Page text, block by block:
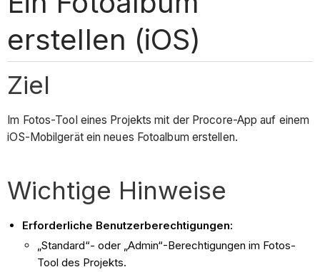
erstellen (iOS)
Ziel
Im Fotos-Tool eines Projekts mit der Procore-App auf einem
iOS-Mobilgerät ein neues Fotoalbum erstellen.
Wichtige Hinweise
Erforderliche Benutzerberechtigungen:
„Standard“- oder „Admin“-Berechtigungen im Fotos-
Tool des Projekts.